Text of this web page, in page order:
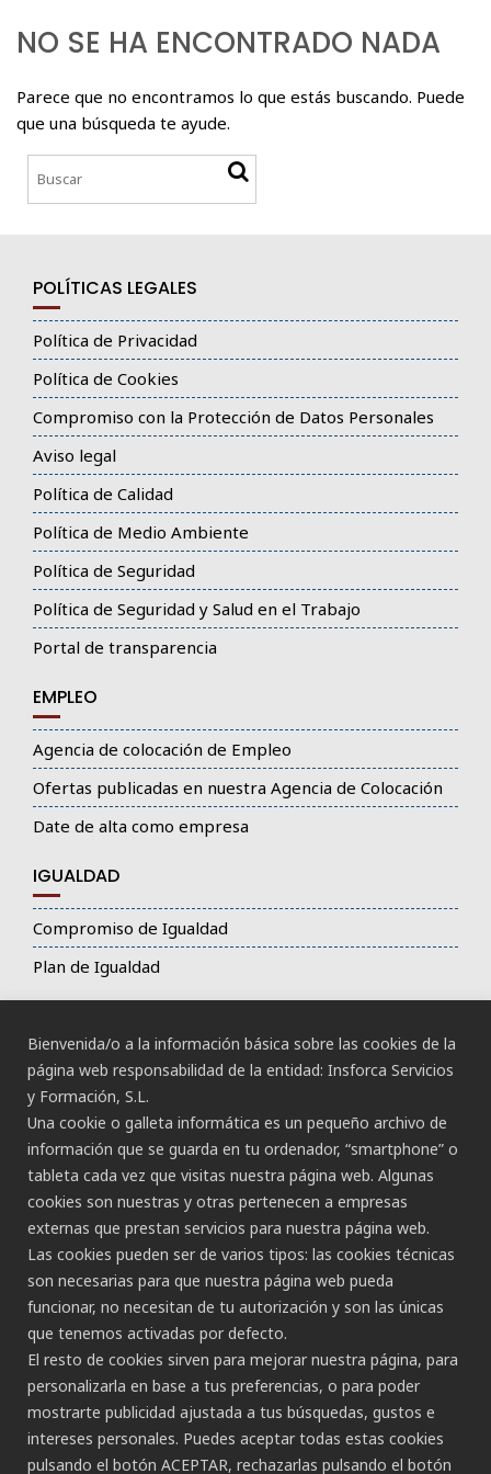
Bienvenida/o a la información básica sobre las cookies de la
página web responsabilidad de la entidad: Insforca Servicios
y Formación, S.L.
Una cookie o galleta informática es un pequeño archivo de
información que se guarda en tu ordenador, “smartphone” o
tableta cada vez que visitas nuestra página web. Algunas
cookies son nuestras y otras pertenecen a empresas
externas que prestan servicios para nuestra página web.
Las cookies pueden ser de varios tipos: las cookies técnicas
son necesarias para que nuestra página web pueda
funcionar, no necesitan de tu autorización y son las únicas
que tenemos activadas por defecto.
El resto de cookies sirven para mejorar nuestra página, para
personalizarla en base a tus preferencias, o para poder
mostrarte publicidad ajustada a tus búsquedas, gustos e
intereses personales. Puedes aceptar todas estas cookies
pulsando el botón ACEPTAR, rechazarlas pulsando el botón
NO SE HA ENCONTRADO NADA
Parece que no encontramos lo que estás buscando. Puede
que una búsqueda te ayude.
POLÍTICAS LEGALES
Política de Privacidad
Política de Cookies
Compromiso con la Protección de Datos Personales
Aviso legal
Política de Calidad
Política de Medio Ambiente
Política de Seguridad
Política de Seguridad y Salud en el Trabajo
Portal de transparencia
EMPLEO
Agencia de colocación de Empleo
Ofertas publicadas en nuestra Agencia de Colocación
Date de alta como empresa
IGUALDAD
Compromiso de Igualdad
Plan de Igualdad
Declaración de Accesibilidad
CANAL ÉTICO
CONTACTO
Gran Canaria:
C/ Secretario Padilla, nº 86
928 265 443 - 928 490 148
Las Palmas de G.C.
Tenerife: